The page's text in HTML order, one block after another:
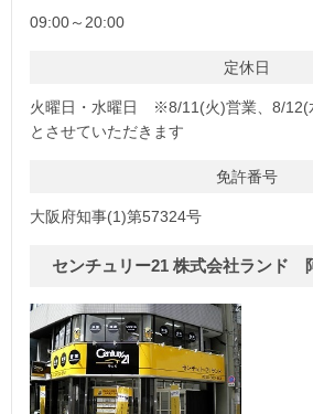
09:00～20:00
定休日
火曜日・水曜日 ※8/11(火)営業、8/12(
とさせていただきます
免許番号
大阪府知事(1)第57324号
センチュリー21 株式会社ランド